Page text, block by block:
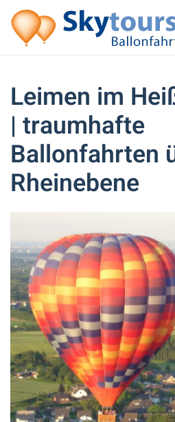
Zum Hauptinhalt springen
Leimen im
| traumhafte
Ballonfahrten
Rheinebene